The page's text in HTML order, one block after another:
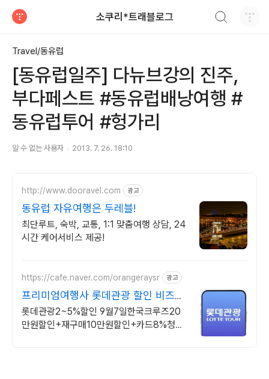
소쿠리*트래블로그
Travel/동유럽
[동유럽일주] 다뉴브강의 진주,
부다페스트 #동유럽배낭여행 #
동유럽투어 #헝가리
알 수 없는 사용자 2013. 7. 26. 18:10
http://www.dooravel.com 광고
동유럽 자유여행은 두레블!
최단루트, 숙박, 교통, 1:1 맞춤여행 상담, 24
시간 케어서비스 제공!
https://cafe.naver.com/orangeraysr 광고
프리미엄여행사 롯데관광 할인 비즈니
스특가 크루즈특가
롯데관광2~5%할인 9월7일한국크루즈20
만원할인+재구매10만원할인+카드8%청구